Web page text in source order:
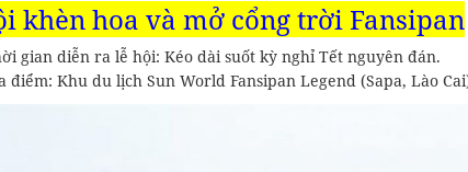
khèn hoa và mở cổng trời Fansipan
gian diễn ra lễ hội: Kéo dài suốt kỳ nghỉ Tết nguyên đán.
điểm: Khu du lịch Sun World Fansipan Legend (Sapa, Lào